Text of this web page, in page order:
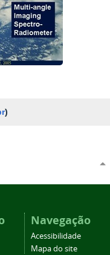
)
Navegação
Acessibilidade
Mapa do site